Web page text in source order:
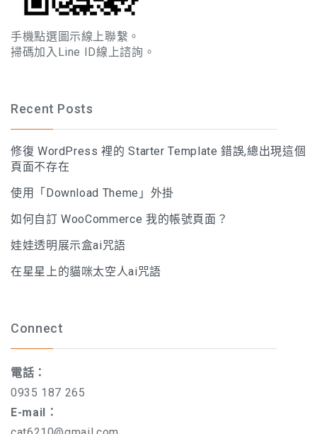
手機點選圖示線上聯繫。
掃碼加入Line ID線上諮詢。
Recent Posts
修復 WordPress 裡的 Starter Template 錯誤,總出現這個
頁面不存在
使用「Download Theme」外掛
如何自訂 WooCommerce 我的帳號頁面？
娃娃透明展示盒ai咒語
在星星上的貓咪太空人ai咒語
Connect
電話：
0935 187 265
E-mail：